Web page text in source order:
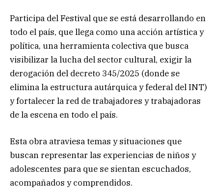
Participa del Festival que se está desarrollando en
todo el país, que llega como una acción artística y
política, una herramienta colectiva que busca
visibilizar la lucha del sector cultural, exigir la
derogación del decreto 345/2025 (donde se
elimina la estructura autárquica y federal del INT)
y fortalecer la red de trabajadores y trabajadoras
de la escena en todo el país.
Esta obra atraviesa temas y situaciones que
buscan representar las experiencias de niños y
adolescentes para que se sientan escuchados,
acompañados y comprendidos.